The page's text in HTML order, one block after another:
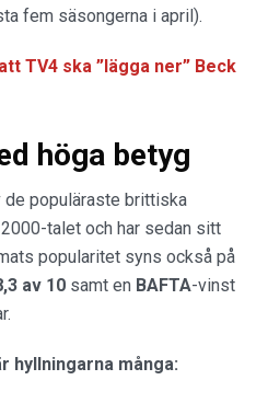
fem säsongerna i april).
TV4 ska ”lägga ner” Beck
höga betyg
populäraste brittiska
talet och har sedan sitt
popularitet syns också på
av 10 samt en BAFTA-vinst
hyllningarna många: